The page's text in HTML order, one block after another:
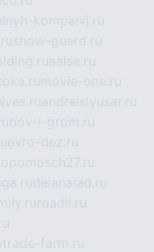
kompanij.ru
snow-guard.ru
aalse.ru
movie-one.ru
andreislyusar.ru
i-grom.ru
evro-dez.ru
delanalad.ru
roadli.ru
trade-farm.ru